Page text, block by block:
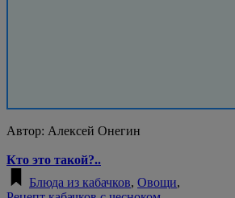
Автор: Алексей Онегин
Кто это такой?..
Блюда из кабачков, Овощи,